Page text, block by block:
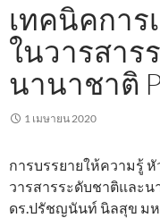
เทคนิคกา
ในวารสาร
นานาชาติ
1 เมษายน 2020
การบรรยายให้ความรู้
วารสารระดับชาติและน
ดร.ปรัชญนันท์ นิลสุข มห